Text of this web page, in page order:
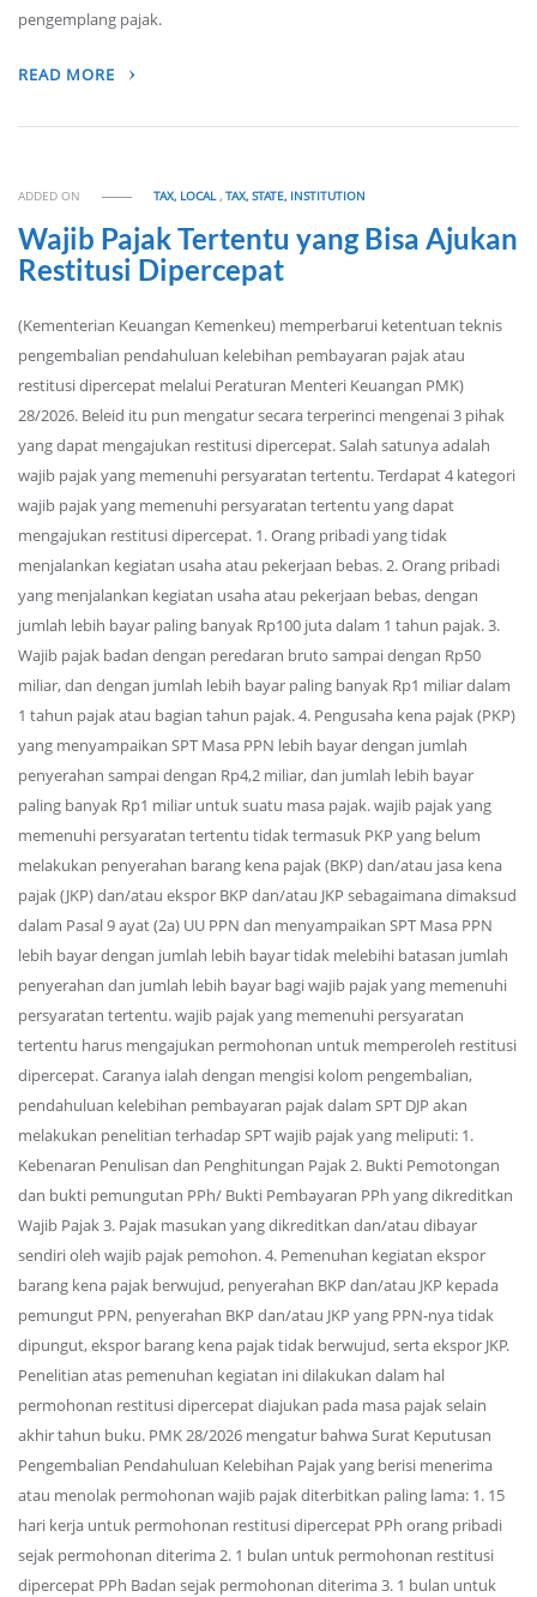
pengemplang pajak.
READ MORE
ADDED ON TAX, LOCAL,TAX, STATE, INSTITUTION
Wajib Pajak Tertentu yang Bisa Ajukan
Restitusi Dipercepat
(Kementerian Keuangan Kemenkeu) memperbarui ketentuan teknis
pengembalian pendahuluan kelebihan pembayaran pajak atau
restitusi dipercepat melalui Peraturan Menteri Keuangan PMK)
28/2026. Beleid itu pun mengatur secara terperinci mengenai 3 pihak
yang dapat mengajukan restitusi dipercepat. Salah satunya adalah
wajib pajak yang memenuhi persyaratan tertentu. Terdapat 4 kategori
wajib pajak yang memenuhi persyaratan tertentu yang dapat
mengajukan restitusi dipercepat. 1. Orang pribadi yang tidak
menjalankan kegiatan usaha atau pekerjaan bebas. 2. Orang pribadi
yang menjalankan kegiatan usaha atau pekerjaan bebas, dengan
jumlah lebih bayar paling banyak Rp100 juta dalam 1 tahun pajak. 3.
Wajib pajak badan dengan peredaran bruto sampai dengan Rp50
miliar, dan dengan jumlah lebih bayar paling banyak Rp1 miliar dalam
1 tahun pajak atau bagian tahun pajak. 4. Pengusaha kena pajak (PKP)
yang menyampaikan SPT Masa PPN lebih bayar dengan jumlah
penyerahan sampai dengan Rp4,2 miliar, dan jumlah lebih bayar
paling banyak Rp1 miliar untuk suatu masa pajak. wajib pajak yang
memenuhi persyaratan tertentu tidak termasuk PKP yang belum
melakukan penyerahan barang kena pajak (BKP) dan/atau jasa kena
pajak (JKP) dan/atau ekspor BKP dan/atau JKP sebagaimana dimaksud
dalam Pasal 9 ayat (2a) UU PPN dan menyampaikan SPT Masa PPN
lebih bayar dengan jumlah lebih bayar tidak melebihi batasan jumlah
penyerahan dan jumlah lebih bayar bagi wajib pajak yang memenuhi
persyaratan tertentu. wajib pajak yang memenuhi persyaratan
tertentu harus mengajukan permohonan untuk memperoleh restitusi
dipercepat. Caranya ialah dengan mengisi kolom pengembalian,
pendahuluan kelebihan pembayaran pajak dalam SPT DJP akan
melakukan penelitian terhadap SPT wajib pajak yang meliputi: 1.
Kebenaran Penulisan dan Penghitungan Pajak 2. Bukti Pemotongan
dan bukti pemungutan PPh/ Bukti Pembayaran PPh yang dikreditkan
Wajib Pajak 3. Pajak masukan yang dikreditkan dan/atau dibayar
sendiri oleh wajib pajak pemohon. 4. Pemenuhan kegiatan ekspor
barang kena pajak berwujud, penyerahan BKP dan/atau JKP kepada
pemungut PPN, penyerahan BKP dan/atau JKP yang PPN-nya tidak
dipungut, ekspor barang kena pajak tidak berwujud, serta ekspor JKP.
Penelitian atas pemenuhan kegiatan ini dilakukan dalam hal
permohonan restitusi dipercepat diajukan pada masa pajak selain
akhir tahun buku. PMK 28/2026 mengatur bahwa Surat Keputusan
Pengembalian Pendahuluan Kelebihan Pajak yang berisi menerima
atau menolak permohonan wajib pajak diterbitkan paling lama: 1. 15
hari kerja untuk permohonan restitusi dipercepat PPh orang pribadi
sejak permohonan diterima 2. 1 bulan untuk permohonan restitusi
dipercepat PPh Badan sejak permohonan diterima 3. 1 bulan untuk